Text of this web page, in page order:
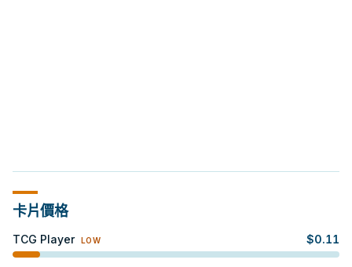
卡片價格
TCG Player LOW $0.11